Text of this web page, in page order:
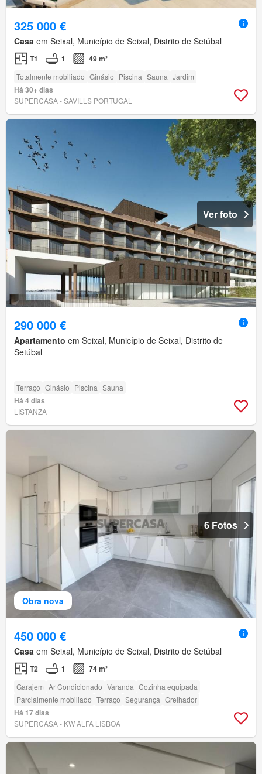
325 000 €
Casa em Seixal, Município de Seixal, Distrito de Setúbal
T1 1 49 m²
Totalmente mobiliado Ginásio Piscina Sauna Jardim
Há 30+ dias
SUPERCASA - SAVILLS PORTUGAL
Ver foto
290 000 €
Apartamento em Seixal, Município de Seixal, Distrito de
Setúbal
Terraço Ginásio Piscina Sauna
Há 4 dias
LISTANZA
Obra nova
6 Fotos
450 000 €
Casa em Seixal, Município de Seixal, Distrito de Setúbal
T2 1 74 m²
Garajem Ar Condicionado Varanda Cozinha equipada
Parcialmente mobiliado Terraço Segurança Grelhador
Há 17 dias
SUPERCASA - KW ALFA LISBOA